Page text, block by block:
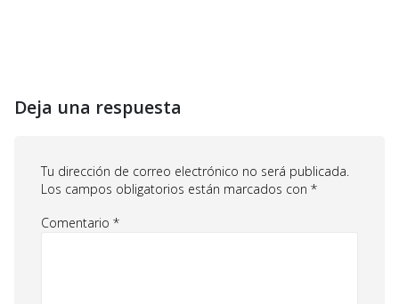
Deja una respuesta
Tu dirección de correo electrónico no será publicada.
Los campos obligatorios están marcados con *
Comentario *